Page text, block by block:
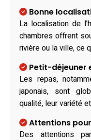
Bonne
La localisation de
chambres offrent
rivière ou la ville, ce
Petit-déjeuner
Les repas,
japonais, sont
qualité, leur variété
Attentions
Des attentions